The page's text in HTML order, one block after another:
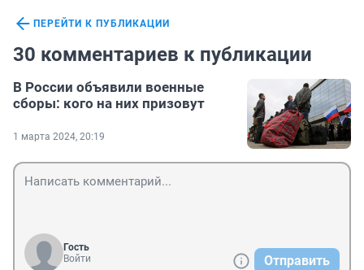
ПЕРЕЙТИ К ПУБЛИКАЦИИ
30 комментариев к публикации
В России объявили военные
сборы: кого на них призовут
1 марта 2024, 20:19
Гость
Войти
Отправить